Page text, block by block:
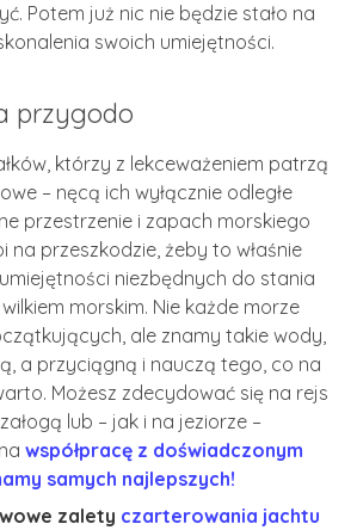
Potem już nic nie będzie stało na
swoich umiejętności.
przygodo
którzy z lekceważeniem patrzą
– nęcą ich wyłącznie odległe
przestrzenie i zapach morskiego
na przeszkodzie, żeby to właśnie
niezbędnych do stania
morskim. Nie każde morze
ale znamy takie wody,
a przyciągną i nauczą tego, co na
Możesz zdecydować się na rejs
lub – jak i na jeziorze –
współpracę z doświadczonym
samych najlepszych!
zalety czarterowania jachtu